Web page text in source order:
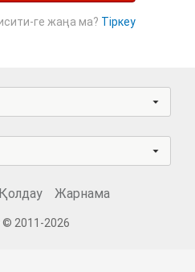
ге жаңа ма? Тіркеу
Қолдау Жарнама
© 2011-2026